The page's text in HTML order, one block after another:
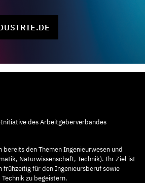
des Arbeitgeberverbandes
den Themen Ingenieurwesen und
Naturwissenschaft, Technik). Ihr Ziel ist
frühzeitig für den Ingenieursberuf sowie
zu begeistern.